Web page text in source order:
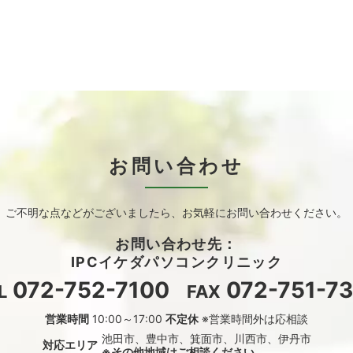
お問い合わせ
ご不明な点などがございましたら、 お気軽にお問い合わせください。
お問い合わせ先：
IPCイケダパソコンクリニック
072-752-7100 FAX 072-751-
営業時間 10:00～17:00 不定休※営業時間外は応相談
対応エリア 池田市、豊中市、箕面市、川西市、伊丹市